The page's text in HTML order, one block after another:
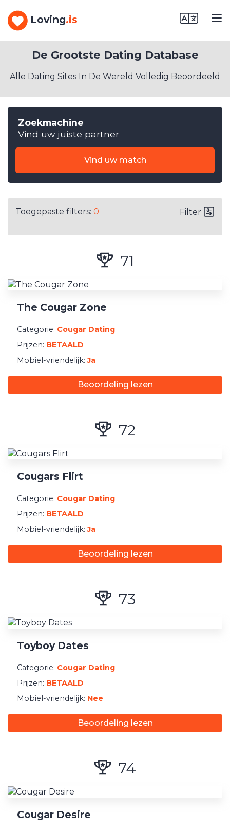
Loving.is
De Grootste Dating Database
Alle Dating Sites In De Wereld Volledig Beoordeeld
Zoekmachine
Vind uw juiste partner
Vind uw match
Toegepaste filters: 0 Filter
Date Type
Daten
Nichedating
Smartphone ondersteuning
Mobiel vriendelijke website
Heeft een iPhone-App
Heeft een Android App
Minimum Betaling
71
The Cougar Zone
Categorie: Cougar Dating
Prijzen: BETAALD
Mobiel-vriendelijk:Ja
Beoordeling lezen
72
Cougars Flirt
Categorie: Cougar Dating
Prijzen: BETAALD
Mobiel-vriendelijk:Ja
Beoordeling lezen
73
Toyboy Dates
Categorie: Cougar Dating
Prijzen: BETAALD
Mobiel-vriendelijk: Nee
Beoordeling lezen
74
Cougar Desire